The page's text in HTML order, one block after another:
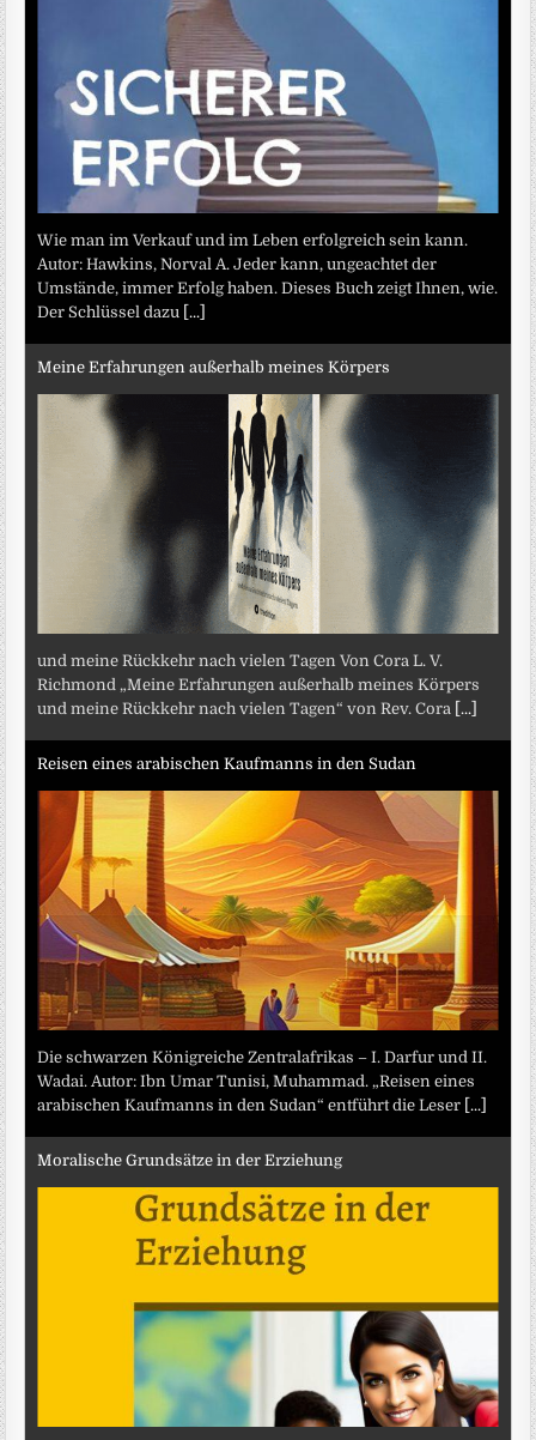
Wie man im Verkauf und im Leben erfolgreich sein kann.
Autor: Hawkins, Norval A. Jeder kann, ungeachtet der
Umstände, immer Erfolg haben. Dieses Buch zeigt Ihnen, wie.
Der Schlüssel dazu [...]
Meine Erfahrungen außerhalb meines Körpers
und meine Rückkehr nach vielen Tagen Von Cora L. V.
Richmond „Meine Erfahrungen außerhalb meines Körpers
und meine Rückkehr nach vielen Tagen“ von Rev. Cora [...]
Reisen eines arabischen Kaufmanns in den Sudan
Die schwarzen Königreiche Zentralafrikas – I. Darfur und II.
Wadai. Autor: Ibn Umar Tunisi, Muhammad. „Reisen eines
arabischen Kaufmanns in den Sudan“ entführt die Leser [...]
Moralische Grundsätze in der Erziehung